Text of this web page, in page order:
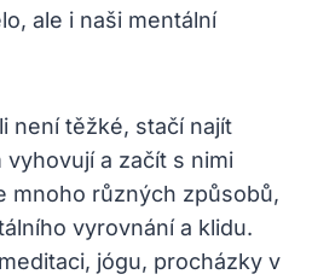
ale i naši mentální
není těžké, stačí najít
a začít s nimi
mnoho různých způsobů,
vyrovnání a klidu.
jógu, procházky v